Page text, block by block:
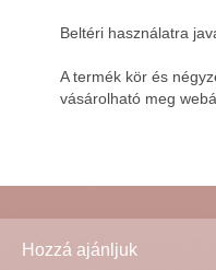
Beltéri használatra
A termék kör és
vásárolható meg
Hozzá ajánljuk